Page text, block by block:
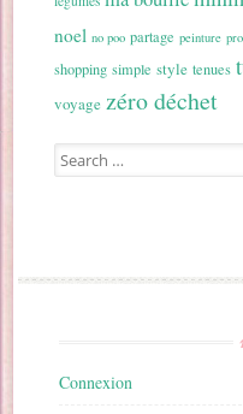
noel no poo partage peinture
shopping simple style tenues
voyage zéro déchet
Search for:
Connexion